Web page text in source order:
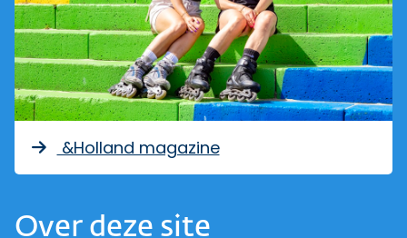
&Holland magazine
Over deze site